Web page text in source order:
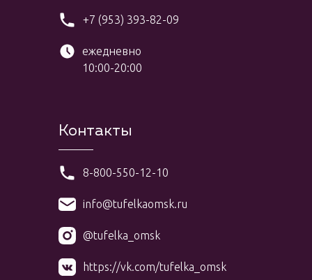
+7 (953) 393-82-09
ежедневно
10:00-20:00
Контакты
@tufelka_omsk
https://vk.com/tufelka_omsk
8-800-550-12-10
info@tufelkaomsk.ru